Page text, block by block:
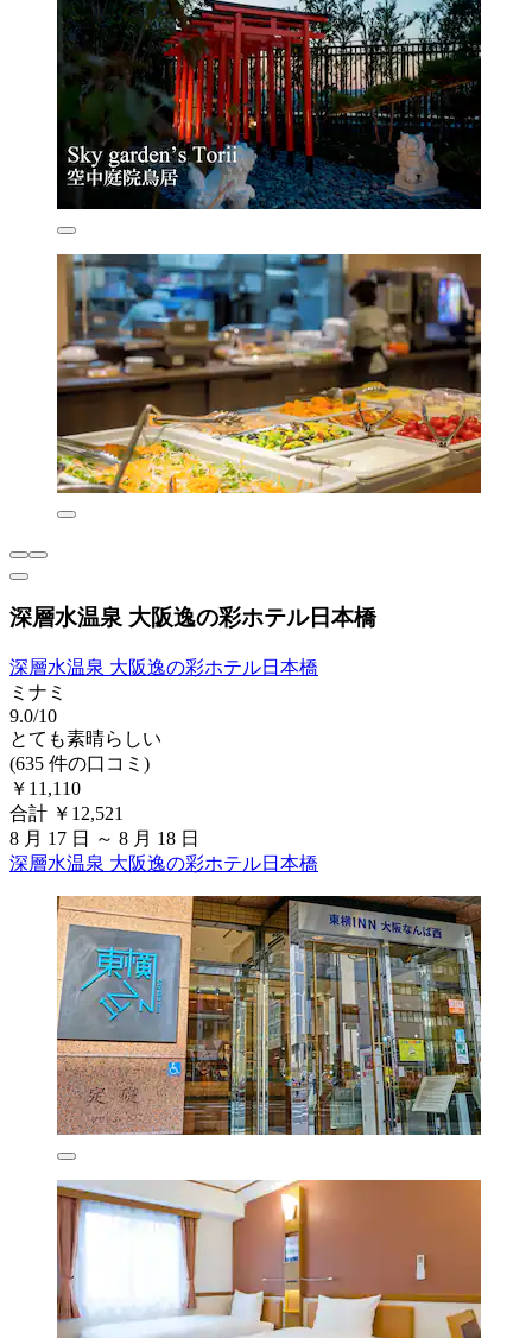
深層水温泉 大阪逸の彩ホテル日本橋
深層水温泉 大阪逸の彩ホテル日本橋
ミナミ
9.0/10
とても素晴らしい
(635 件の口コミ)
￥11,110
合計 ￥12,521
8 月 17 日 ～ 8 月 18 日
深層水温泉 大阪逸の彩ホテル日本橋